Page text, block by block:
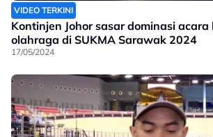
VIDEO TERKINI
Kontinjen Johor sasar dominasi
olahraga di SUKMA Sarawak 2024
17/05/2024